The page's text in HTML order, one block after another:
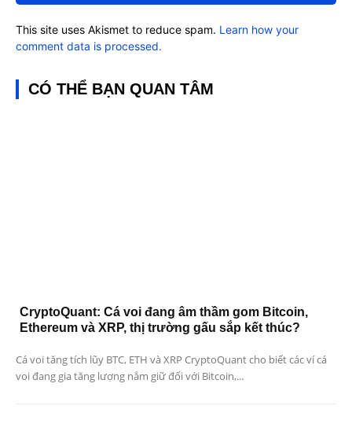
This site uses Akismet to reduce spam. Learn how your
comment data is processed.
CÓ THỂ BẠN QUAN TÂM
CryptoQuant: Cá voi đang âm thầm gom Bitcoin,
Ethereum và XRP, thị trường gấu sắp kết thúc?
Cá voi tăng tích lũy BTC, ETH và XRP CryptoQuant cho biết các ví cá
voi đang gia tăng lượng nắm giữ đối với Bitcoin,...